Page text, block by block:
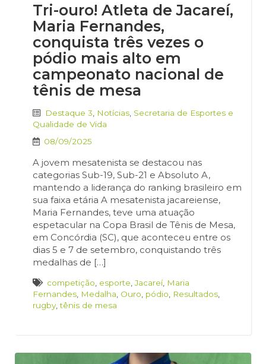
Tri-ouro! Atleta de Jacareí,
Maria Fernandes,
conquista três vezes o
pódio mais alto em
campeonato nacional de
tênis de mesa
Destaque 3 Notícias Secretaria de Esportes e
Qualidade de Vida
08/09/2025
A jovem mesatenista se destacou nas
categorias Sub-19, Sub-21 e Absoluto A,
mantendo a liderança do ranking brasileiro em
sua faixa etária A mesatenista jacareiense,
Maria Fernandes, teve uma atuação
espetacular na Copa Brasil de Tênis de Mesa,
em Concórdia (SC), que aconteceu entre os
dias 5 e 7 de setembro, conquistando três
medalhas de […]
competição esporte ,Jacareí, Maria
Fernandes Medalha Ouro pódio Resultados
rugby ,tênis de mesa